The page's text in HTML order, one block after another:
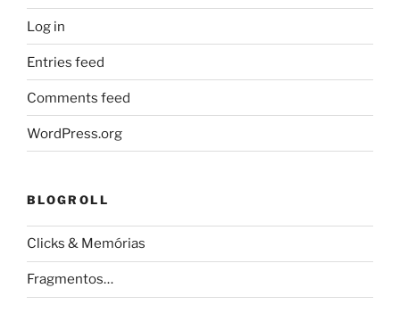
Log in
Entries feed
Comments feed
WordPress.org
BLOGROLL
Clicks & Memórias
Fragmentos…